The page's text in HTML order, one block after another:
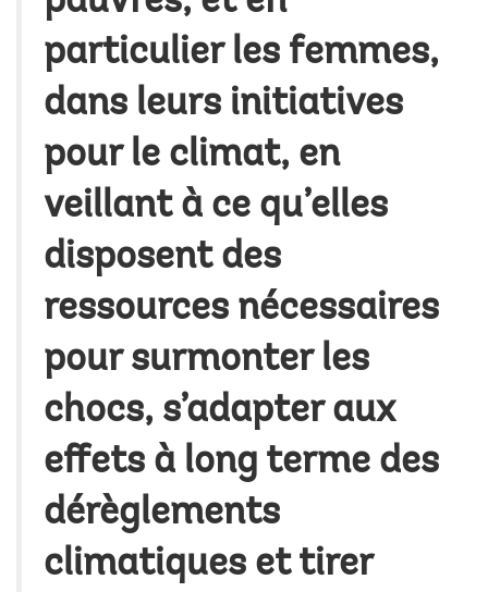
particulier les femmes,
dans leurs initiatives
pour le climat, en
veillant à ce qu’elles
disposent des
ressources nécessaires
pour surmonter les
chocs, s’adapter aux
effets à long terme des
dérèglements
climatiques et tirer